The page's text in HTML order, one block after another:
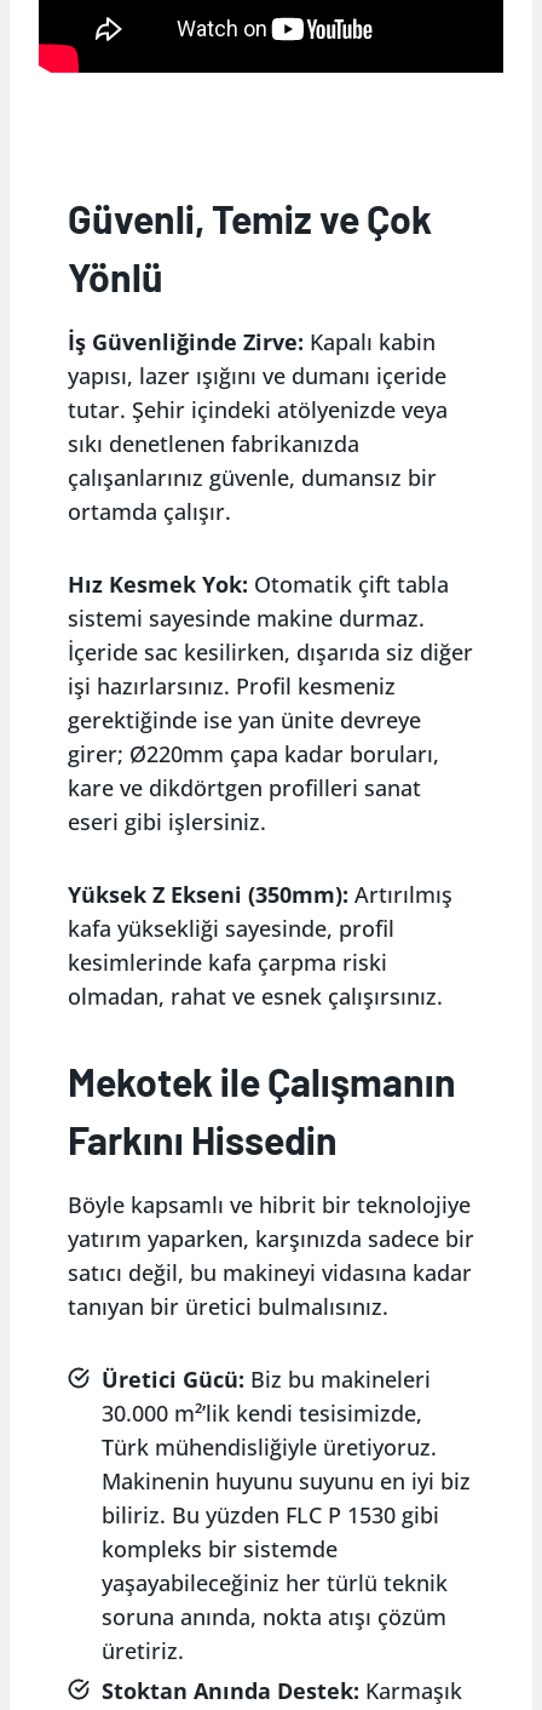
Güvenli, Temiz ve Çok
Yönlü
İş Güvenliğinde Zirve: Kapalı kabin
yapısı, lazer ışığını ve dumanı içeride
tutar. Şehir içindeki atölyenizde veya
sıkı denetlenen fabrikanızda
çalışanlarınız güvenle, dumansız bir
ortamda çalışır.
Hız Kesmek Yok: Otomatik çift tabla
sistemi sayesinde makine durmaz.
İçeride sac kesilirken, dışarıda siz diğer
işi hazırlarsınız. Profil kesmeniz
gerektiğinde ise yan ünite devreye
girer; Ø220mm çapa kadar boruları,
kare ve dikdörtgen profilleri sanat
eseri gibi işlersiniz.
Yüksek Z Ekseni (350mm): Artırılmış
kafa yüksekliği sayesinde, profil
kesimlerinde kafa çarpma riski
olmadan, rahat ve esnek çalışırsınız.
Mekotek ile Çalışmanın
Farkını Hissedin
Böyle kapsamlı ve hibrit bir teknolojiye
yatırım yaparken, karşınızda sadece bir
satıcı değil, bu makineyi vidasına kadar
tanıyan bir üretici bulmalısınız.
Üretici Gücü: Biz bu makineleri
30.000 m²’lik kendi tesisimizde,
Türk mühendisliğiyle üretiyoruz.
Makinenin huyunu suyunu en iyi biz
biliriz. Bu yüzden FLC P 1530 gibi
kompleks bir sistemde
yaşayabileceğiniz her türlü teknik
soruna anında, nokta atışı çözüm
üretiriz.
Stoktan Anında Destek: Karmaşık